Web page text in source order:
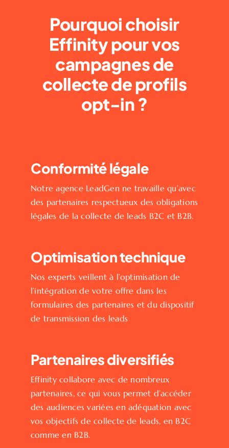
Pourquoi choisir
Effinity pour vos
campagnes de
collecte de profils
opt-in ?
Conformité légale
Notre agence LeadGen ne travaille qu’avec
des partenaires respectueux des obligations
légales de la collecte de leads B2C et B2B.
Optimisation technique
Nos experts veillent à l’optimisation de
l’intégration de votre offre dans les
formulaires des partenaires et du dispositif
de transmission des leads
Partenaires diversifiés
Effinity collabore avec de nombreux
partenaires, ce qui vous permet d’accéder
des audiences variées en adéquation avec
vos objectifs de collecte de leads, en B2C
comme en B2B.